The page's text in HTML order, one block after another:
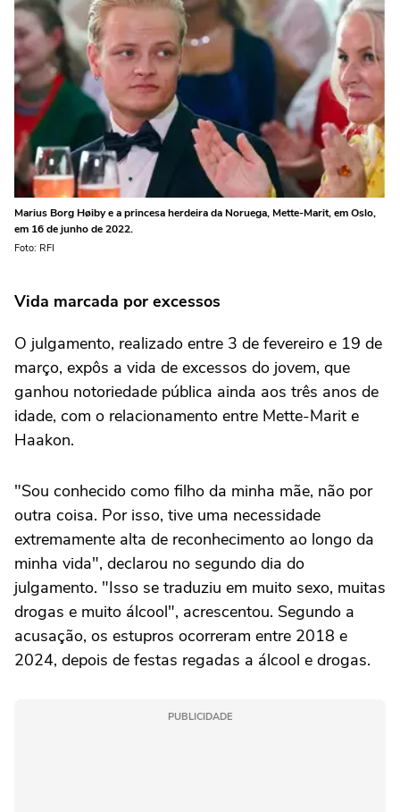
Marius Borg Høiby e a princesa herdeira da Noruega, Mette-Marit, em Oslo,
em 16 de junho de 2022.
Foto: RFI
Vida marcada por excessos
O julgamento, realizado entre 3 de fevereiro e 19 de
março, expôs a vida de excessos do jovem, que
ganhou notoriedade pública ainda aos três anos de
idade, com o relacionamento entre Mette-Marit e
Haakon.
"Sou conhecido como filho da minha mãe, não por
outra coisa. Por isso, tive uma necessidade
extremamente alta de reconhecimento ao longo da
minha vida", declarou no segundo dia do
julgamento. "Isso se traduziu em muito sexo, muitas
drogas e muito álcool", acrescentou. Segundo a
acusação, os estupros ocorreram entre 2018 e
2024, depois de festas regadas a álcool e drogas.
PUBLICIDADE